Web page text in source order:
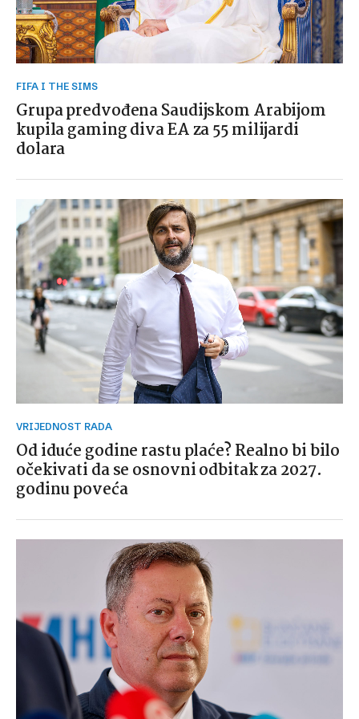
FIFA I THE SIMS
Grupa predvođena Saudijskom Arabijom
kupila gaming diva EA za 55 milijardi
dolara
VRIJEDNOST RADA
Od iduće godine rastu plaće? Realno bi bilo
očekivati da se osnovni odbitak za 2027.
godinu poveća